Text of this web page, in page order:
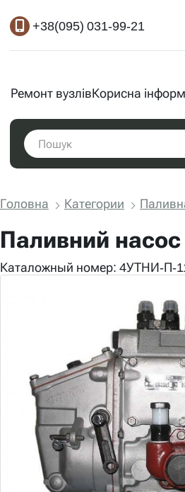
+38(095) 031-99-21
Ремонт вузлівКорисна
Головна Категории
Паливний
Каталожный номер: 4УТНИ-П-